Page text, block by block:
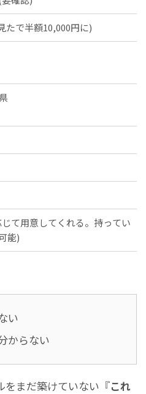
たで半額10,000円に)
て用意してくれる。持ってい
能)
い
からない
をまだ築けていない『これ